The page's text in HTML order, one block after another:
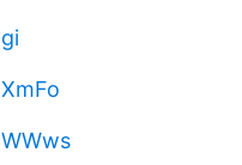
gi
XmFo
WWws